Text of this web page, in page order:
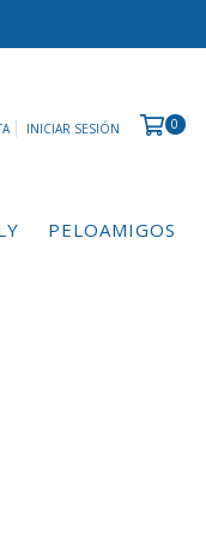
INICIAR SESIÓN 0
PELOAMIGOS